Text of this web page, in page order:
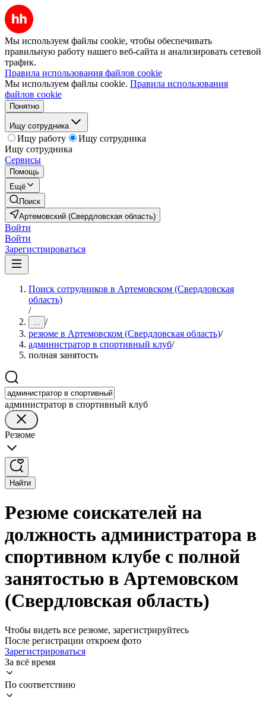
Мы используем файлы cookie, чтобы обеспечивать
правильную работу нашего веб-сайта и анализировать сетевой
трафик.
Правила использования файлов cookie
Мы используем файлы cookie. Правила использования
файлов cookie
Понятно
Ищу сотрудника
Ищу работу
Ищу сотрудника
Ищу сотрудника
Сервисы
Помощь
Ещё
Поиск
Артемовский (Свердловская область)
Войти
Войти
Зарегистрироваться
Поиск сотрудников в Артемовском (Свердловская
область)
/
... /
резюме в Артемовском (Свердловская область)/
администратор в спортивный клуб/
полная занятость
администратор в спортивный клуб
Резюме
Найти
Резюме соискателей на
должность администратора в
спортивном клубе с полной
занятостью в Артемовском
(Свердловская область)
Чтобы видеть все резюме, зарегистрируйтесь
После регистрации откроем фото
Зарегистрироваться
За всё время
По соответствию